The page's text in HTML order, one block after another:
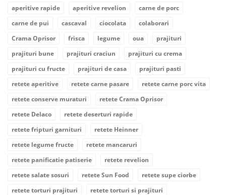
aperitive rapide
aperitive revelion
carne de porc
carne de pui
cascaval ciocolata
colaborari
Crama Oprisor
frisca legume oua
prajituri
prajituri bune
prajituri craciun
prajituri cu crema
prajituri cu fructe
prajituri de casa
prajituri pasti
retete aperitive
retete carne pasare
retete carne porc vita
retete conserve muraturi
retete Crama Oprisor
retete Delaco
retete deserturi rapide
retete fripturi garnituri
retete Heinner
retete legume fructe
retete mancaruri
retete panificatie patiserie
retete revelion
retete salate sosuri
retete Sun Food
retete supe ciorbe
retete torturi prajituri
retete torturi si prajituri